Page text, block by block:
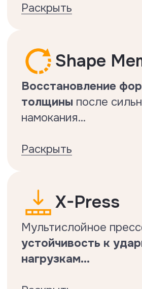
Подтвержденная
Тест на антистатичность
Тест на истираемость и
нагрузки от трения
Делается по стандарту EN13329.